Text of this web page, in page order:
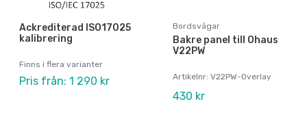
Ackrediterad ISO17025
kalibrering
Finns i flera varianter
Pris från: 1 290 kr
Bordsvågar
Bakre panel till Ohaus
V22PW
Artikelnr: V22PW-Overlay
430 kr